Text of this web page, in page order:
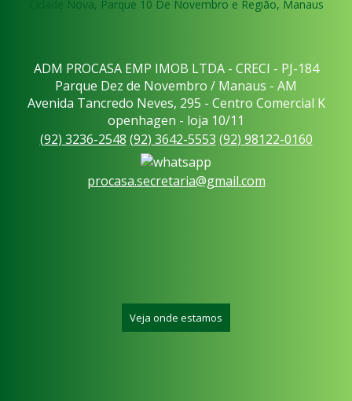
ADM PROCASA EMP IMOB LTDA - CRECI - PJ-184
Parque Dez de Novembro / Manaus - AM
Avenida Tancredo Neves, 295 - Centro Comercial K
openhagen - loja 10/11
(92) 3236-2548 (92) 3642-5553 (92) 98122-0160
procasa.secretaria@gmail.com
Veja onde estamos